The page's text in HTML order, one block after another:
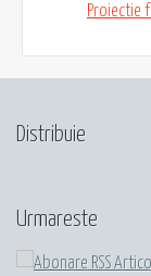
Proiectie
Distribuie
Urmareste